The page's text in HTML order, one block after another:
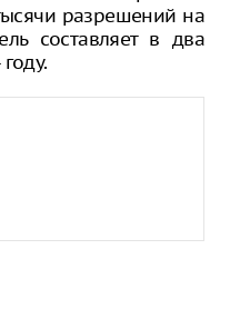
разрешений на
составляет в два